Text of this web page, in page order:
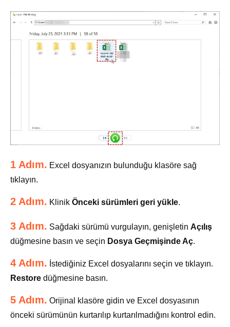
1 Adım. Excel dosyanızın bulunduğu klasöre sağ
tıklayın.
2 Adım. Klinik Önceki sürümleri geri yükle.
3 Adım. Sağdaki sürümü vurgulayın, genişletin Açılış
düğmesine basın ve seçin Dosya Geçmişinde Aç.
4 Adım. İstediğiniz Excel dosyalarını seçin ve tıklayın.
Restore düğmesine basın.
5 Adım. Orijinal klasöre gidin ve Excel dosyasının
önceki sürümünün kurtarılıp kurtarılmadığını kontrol edin.